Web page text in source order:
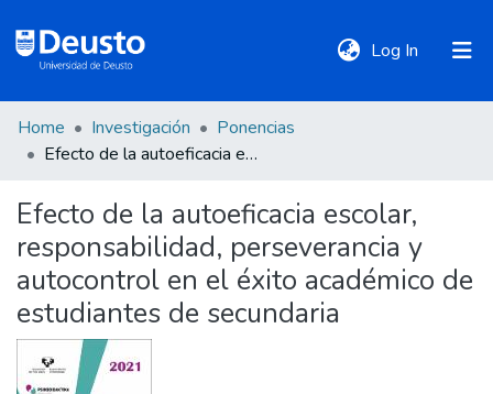
Log In (current)
DeustoTeka
Communities
&
Collections
All of DSpace
Home Investigación
Ponencias
Efecto de la autoeficacia escolar, responsabilidad, perseverancia y autocontrol en el éxito académico de estudiantes de secundaria
Efecto de la autoeficacia escolar,
responsabilidad, perseverancia y
autocontrol en el éxito académico de
estudiantes de secundaria